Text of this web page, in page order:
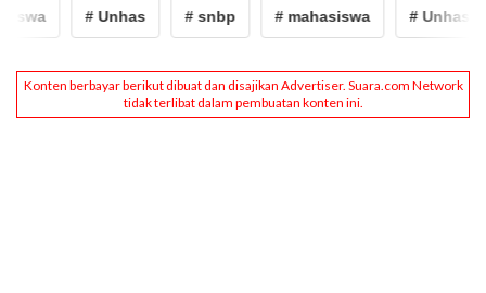
# Unhas # snbp # mahasiswa # Unhas